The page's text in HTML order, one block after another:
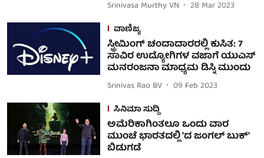
Srinivasa Murthy VN
28 Mar 2023
ವಾಣಿಜ್ಯ
ಸ್ಟ್ರೀಮಿಂಗ್ ಚಂದಾದಾರರಲ್ಲಿ ಕುಸಿತ: 7
ಸಾವಿರ ಉದ್ಯೋಗಿಗಳ ವಜಾಗೆ ಯುಎಸ್
ಮನರಂಜನಾ ಮಾಧ್ಯಮ ಡಿಸ್ನಿ ಮುಂದು
Srinivas Rao BV
09 Feb 2023
ಸಿನಿಮಾ ಸುದ್ದಿ
ಅಮೆರಿಕಾಗಿಂತಲೂ ಒಂದು ವಾರ
ಮುಂಚೆ ಭಾರತದಲ್ಲಿ 'ದ ಜಂಗಲ್ ಬುಕ್'
ಬಿಡುಗಡೆ